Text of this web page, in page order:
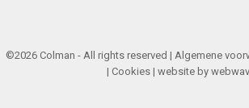
©2026 Colman - All rights reserved | Algemene
| Cookies | website by